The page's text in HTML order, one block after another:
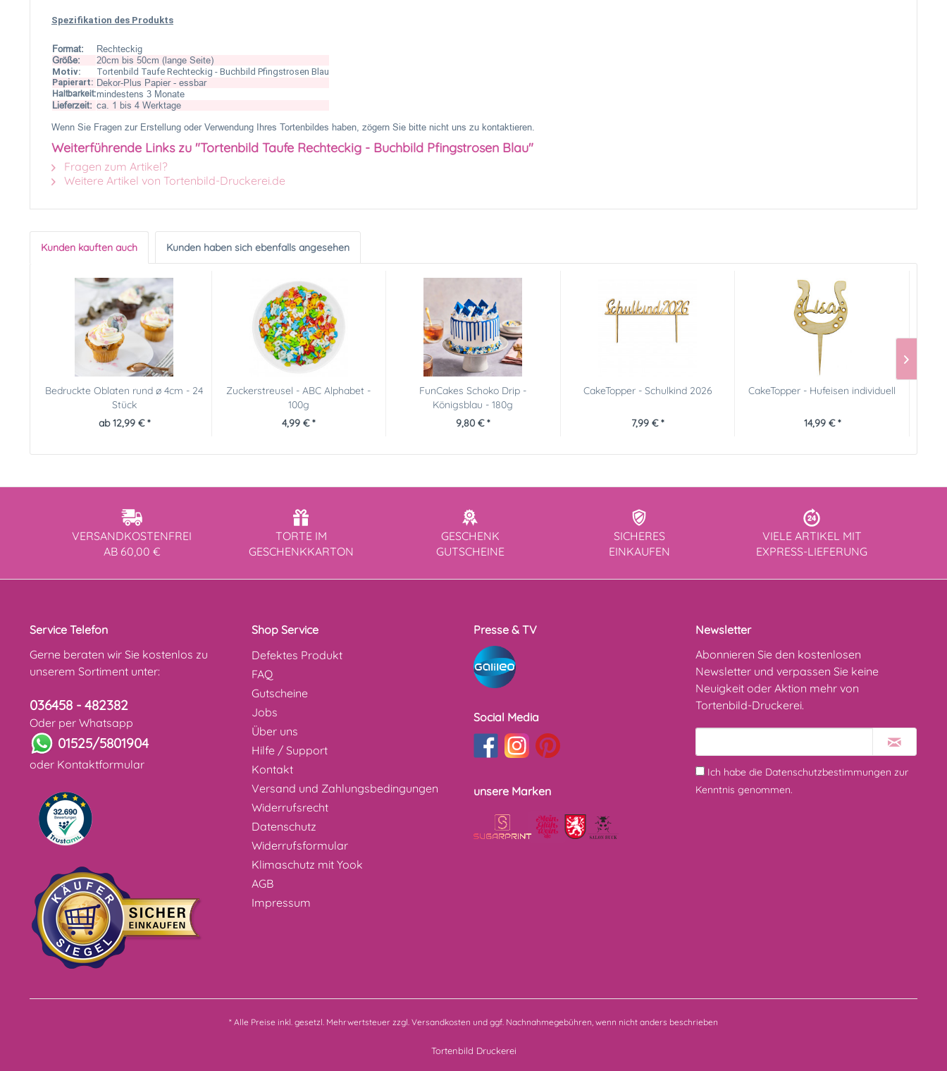
Spezifikation des Produkts
Format:
Rechteckig
Größe:
20cm bis 50cm (lange Seite)
Motiv:
Tortenbild Taufe Rechteckig - Buchbild Pfingstrosen Blau
Papierart: Dekor-Plus Papier - essbar
Haltbarkeit:mindestens 3 Monate
Lieferzeit: ca. 1 bis 4 Werktage
Wenn Sie Fragen zur Erstellung oder Verwendung Ihres Tortenbildes haben, zögern Sie bitte nicht uns zu kontaktieren.
Weiterführende Links zu "Tortenbild Taufe Rechteckig - Buchbild Pfingstrosen Blau"
Fragen zum Artikel?
Weitere Artikel von Tortenbild-Druckerei.de
Kunden kauften auch Kunden haben sich ebenfalls angesehen
Bedruckte Oblaten rund ø 4cm - 24
Stück
ab 12,99 € *
Zuckerstreusel - ABC Alphabet -
100g
4,99 € *
FunCakes Schoko Drip -
Königsblau - 180g
9,80 € *
CakeTopper - Schulkind 2026
7,99 € *
CakeTopper - Hufeisen individuell
14,99 € *
VERSANDKOSTENFREI
AB 60,00 €
TORTE IM
GESCHENKKARTON
GESCHENK
GUTSCHEINE
SICHERES
EINKAUFEN
VIELE ARTIKEL MIT
EXPRESS-LIEFERUNG
Service Telefon
Gerne beraten wir Sie kostenlos zu
unserem Sortiment unter:
036458 - 482382
Oder per Whatsapp
01525/5801904
oder Kontaktformular
Shop Service
Defektes Produkt
FAQ
Gutscheine
Jobs
Über uns
Hilfe / Support
Kontakt
Versand und Zahlungsbedingungen
Widerrufsrecht
Datenschutz
Widerrufsformular
Klimaschutz mit Yook
AGB
Impressum
Presse & TV
Social Media
unsere Marken
Newsletter
Abonnieren Sie den kostenlosen
Newsletter und verpassen Sie keine
Neuigkeit oder Aktion mehr von
Tortenbild-Druckerei.
Ich habe die Datenschutzbestimmungen zur
Kenntnis genommen.
* Alle Preise inkl. gesetzl. Mehrwertsteuer zzgl. Versandkosten und ggf. Nachnahmegebühren, wenn nicht anders beschrieben
Tortenbild Druckerei